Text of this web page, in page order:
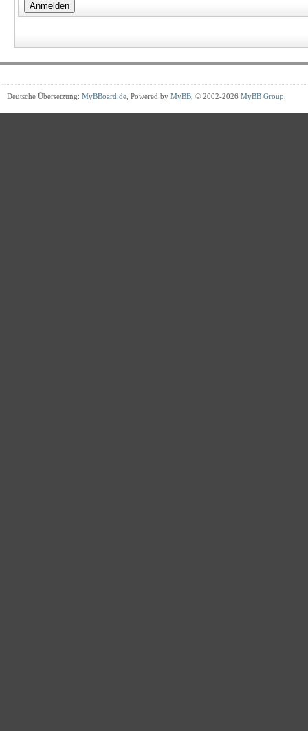
Deutsche Übersetzung: MyBBoard.de , Powered by MyBB , © 2002-2026 MyBB Group